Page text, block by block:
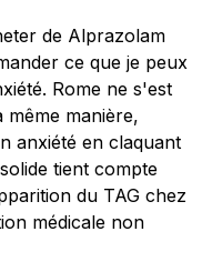
de Alprazolam
ce que je peux
Rome ne s'est
manière,
anxiété en claquant
tient compte
du TAG chez
médicale non